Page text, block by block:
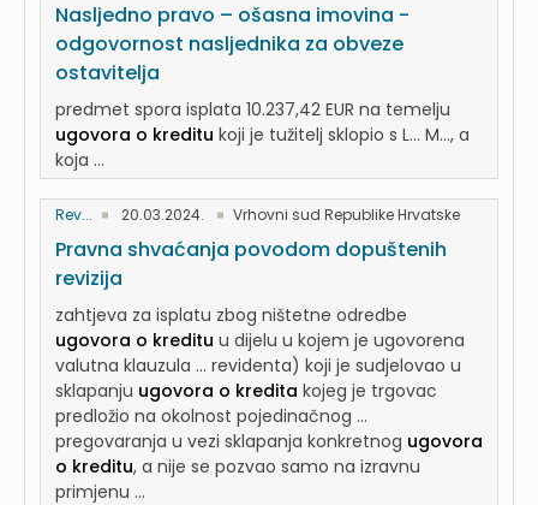
Nasljedno pravo – ošasna imovina -
odgovornost nasljednika za obveze
ostavitelja
predmet spora isplata 10.237,42 EUR na temelju
ugovora o kreditu koji je tužitelj sklopio s L... M..., a
koja ...
Rev... 20.03.2024. Vrhovni sud Republike Hrvatske
Pravna shvaćanja povodom dopuštenih
revizija
zahtjeva za isplatu zbog ništetne odredbe
ugovora o kreditu u dijelu u kojem je ugovorena
valutna klauzula ... revidenta) koji je sudjelovao u
sklapanju ugovora o kredita kojeg je trgovac
predložio na okolnost pojedinačnog ...
pregovaranja u vezi sklapanja konkretnog ugovora
o kreditu, a nije se pozvao samo na izravnu
primjenu ...